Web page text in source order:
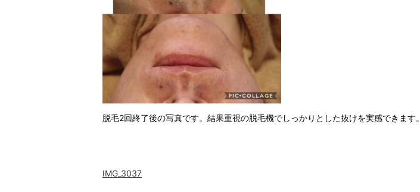
脱毛2回終了後の写真です。結果重視の脱毛機でしっかりとした抜けを実感できます。
IMG_3037